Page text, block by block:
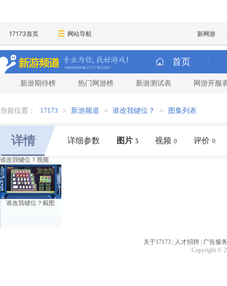
17173首页 网站导航 新网游
首页
新游期待榜 热门网游榜 新游测试表 网游开服
当前位置： 17173 > 新游频道 > 谁改我键位？ > 图集列表
详情 详细参数 图片 5 视频 0 评价 0
谁改我键位？视频
谁改我键位？截图
关于17173 人才招聘
广告服务
Copyright ©